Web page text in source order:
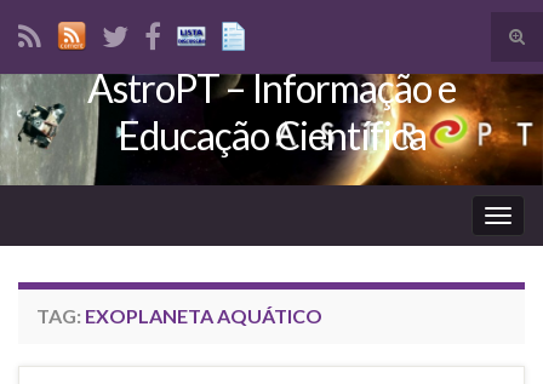
Search for:
AstroPT – Informação e
Educação Científica
TAG: EXOPLANETA AQUÁTICO